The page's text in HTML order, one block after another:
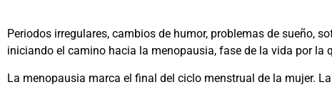
Periodos irregulares, cambios de humor, problemas de sueño,
iniciando el camino hacia la menopausia, fase de la vida por la
La menopausia marca el final del ciclo menstrual de la mujer.